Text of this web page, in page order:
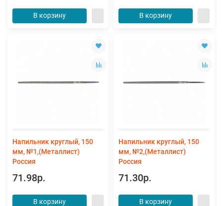
В корзину В корзину
Напильник круглый, 150
мм, №1,(Металлист)
Россия
71.98р.
В корзину
Напильник круглый, 150
мм, №2,(Металлист)
Россия
71.30р.
В корзину